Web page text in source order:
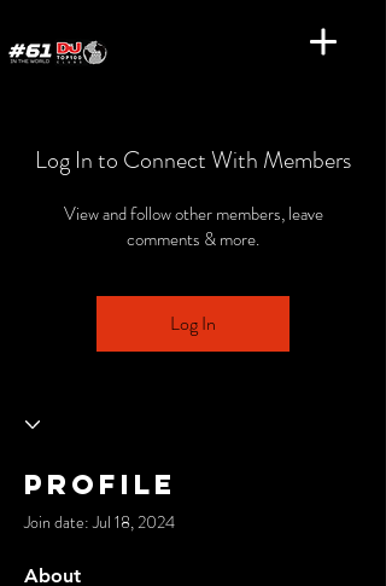
Log In to Connect With Members
View and follow other members, leave
comments & more.
Log In
Profile
Join date: Jul 18, 2024
About